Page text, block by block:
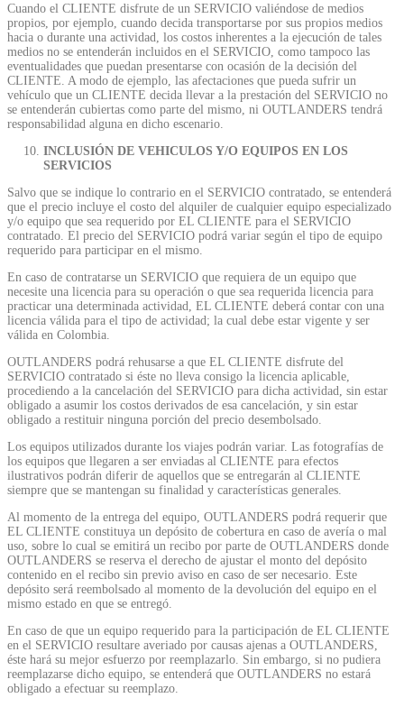
Cuando el CLIENTE disfrute de un SERVICIO valiéndose de medios
propios, por ejemplo, cuando decida transportarse por sus propios medios
hacia o durante una actividad, los costos inherentes a la ejecución de tales
medios no se entenderán incluidos en el SERVICIO, como tampoco las
eventualidades que puedan presentarse con ocasión de la decisión del
CLIENTE. A modo de ejemplo, las afectaciones que pueda sufrir un
vehículo que un CLIENTE decida llevar a la prestación del SERVICIO no
se entenderán cubiertas como parte del mismo, ni OUTLANDERS tendrá
responsabilidad alguna en dicho escenario.
INCLUSIÓN DE VEHICULOS Y/O EQUIPOS EN LOS
SERVICIOS
Salvo que se indique lo contrario en el SERVICIO contratado, se entenderá
que el precio incluye el costo del alquiler de cualquier equipo especializado
y/o equipo que sea requerido por EL CLIENTE para el SERVICIO
contratado. El precio del SERVICIO podrá variar según el tipo de equipo
requerido para participar en el mismo.
En caso de contratarse un SERVICIO que requiera de un equipo que
necesite una licencia para su operación o que sea requerida licencia para
practicar una determinada actividad, EL CLIENTE deberá contar con una
licencia válida para el tipo de actividad; la cual debe estar vigente y ser
válida en Colombia.
OUTLANDERS podrá rehusarse a que EL CLIENTE disfrute del
SERVICIO contratado si éste no lleva consigo la licencia aplicable,
procediendo a la cancelación del SERVICIO para dicha actividad, sin estar
obligado a asumir los costos derivados de esa cancelación, y sin estar
obligado a restituir ninguna porción del precio desembolsado.
Los equipos utilizados durante los viajes podrán variar. Las fotografías de
los equipos que llegaren a ser enviadas al CLIENTE para efectos
ilustrativos podrán diferir de aquellos que se entregarán al CLIENTE
siempre que se mantengan su finalidad y características generales.
Al momento de la entrega del equipo, OUTLANDERS podrá requerir que
EL CLIENTE constituya un depósito de cobertura en caso de avería o mal
uso, sobre lo cual se emitirá un recibo por parte de OUTLANDERS donde
OUTLANDERS se reserva el derecho de ajustar el monto del depósito
contenido en el recibo sin previo aviso en caso de ser necesario. Este
depósito será reembolsado al momento de la devolución del equipo en el
mismo estado en que se entregó.
En caso de que un equipo requerido para la participación de EL CLIENTE
en el SERVICIO resultare averiado por causas ajenas a OUTLANDERS,
éste hará su mejor esfuerzo por reemplazarlo. Sin embargo, si no pudiera
reemplazarse dicho equipo, se entenderá que OUTLANDERS no estará
obligado a efectuar su reemplazo.